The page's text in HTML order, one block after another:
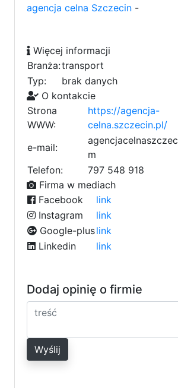
agencja celna Szczecin -
Więcej informacji
Branża:transport
Typ:
brak danych
O kontakcie
Strona
WWW:
https://agencja-
celna.szczecin.pl/
e-mail:
agencjacelf
naszcc
ze1
c
m
Telefon:
797 548 918
Firma w mediach
Facebook
link
Instagram
link
Google-pluslink
Linkedin
link
Dodaj opinię o firmie
Wyślij